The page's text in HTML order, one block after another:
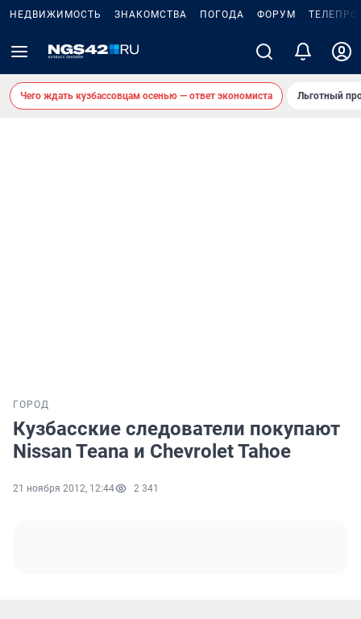
НЕДВИЖИМОСТЬ ЗНАКОМСТВА ПОГОДА ФОРУМ
Чего ждать кузбассовцам осенью — ответ экономиста Льготный
ГОРОД
Кузбаcские следователи покупают
Nissan Teana и Chevrolet Tahoe
21 ноября 2012, 12:44 2 341